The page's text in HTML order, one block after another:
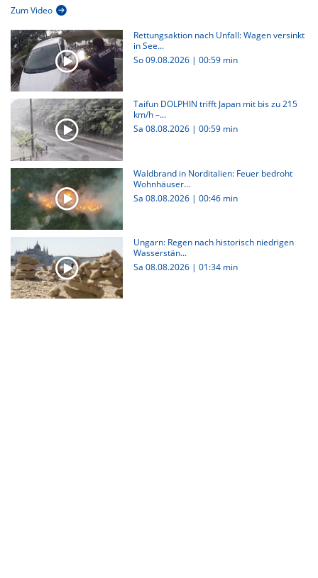
Zum Video
Rettungsaktion nach Unfall: Wagen versinkt
in See...
So 09.08.2026 | 00:59 min
Taifun DOLPHIN trifft Japan mit bis zu 215
km/h –...
Sa 08.08.2026 | 00:59 min
Waldbrand in Norditalien: Feuer bedroht
Wohnhäuser...
Sa 08.08.2026 | 00:46 min
Ungarn: Regen nach historisch niedrigen
Wasserstän...
Sa 08.08.2026 | 01:34 min